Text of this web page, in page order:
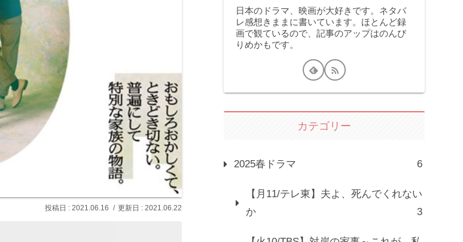
2021.06.16 2021.06.22
日本のドラマ、映画が大好きです。ネタバ
レ感想きままに書いています。ほとんど録
画で観ているので、記事のアップはのんび
りめかもです。
カテゴリー
2025春ドラマ 6
【月11/テレ東】夫よ、死んでくれない
か
3